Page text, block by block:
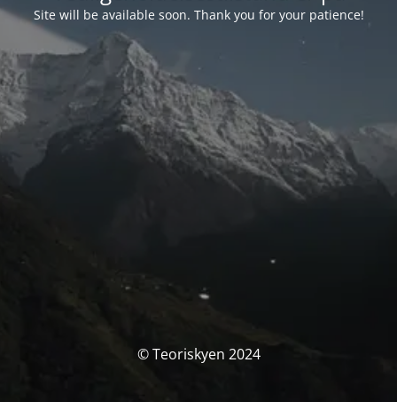
Site will be available soon. Thank you for your patience!
© Teoriskyen 2024